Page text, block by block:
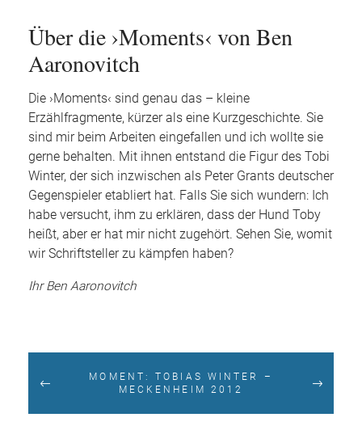
Über die ›Moments‹ von Ben
Aaronovitch
Die ›Moments‹ sind genau das – kleine
Erzählfragmente, kürzer als eine Kurzgeschichte. Sie
sind mir beim Arbeiten eingefallen und ich wollte sie
gerne behalten. Mit ihnen entstand die Figur des Tobi
Winter, der sich inzwischen als Peter Grants deutscher
Gegenspieler etabliert hat. Falls Sie sich wundern: Ich
habe versucht, ihm zu erklären, dass der Hund Toby
heißt, aber er hat mir nicht zugehört. Sehen Sie, womit
wir Schriftsteller zu kämpfen haben?
Ihr Ben Aaronovitch
MOMENT: TOBIAS WINTER –
MECKENHEIM 2012